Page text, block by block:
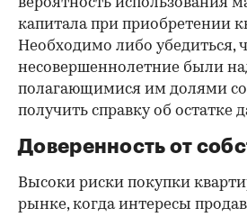
вероятность использования
капитала при приобретении
Необходимо либо убедиться,
несовершеннолетние были
полагающимися им долями
получить справку об остатке
Доверенность от
Высоки риски покупки
рынке, когда интересы